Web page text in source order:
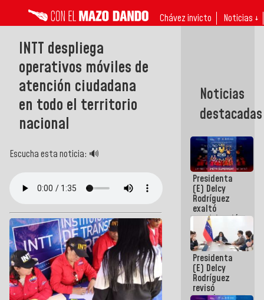
Chávez invicto Noticias ↓
INTT despliega
operativos móviles de
atención ciudadana
en todo el territorio
nacional
Escucha esta noticia: 🔊
Noticias
destacadas
Presidenta
(E) Delcy
Rodríguez
exaltó
participación
de
Venezuela
en Juegos
Centroamericanos
y del Caribe
2026
Presidenta
(E) Delcy
Rodríguez
revisó